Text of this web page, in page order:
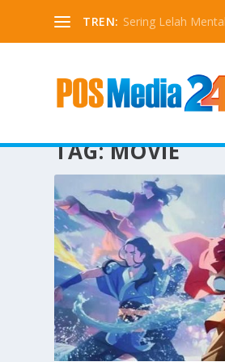
TREN: Sering Lelah
TAG:MOVIE